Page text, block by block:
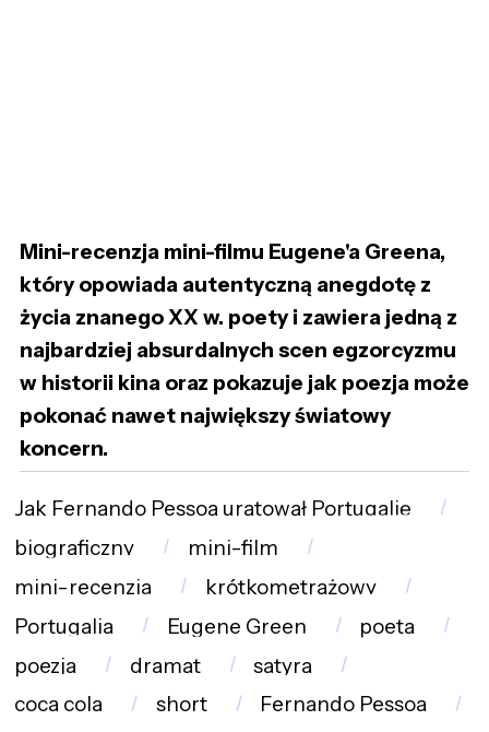
Mini-recenzja mini-filmu Eugene'a Greena,
który opowiada autentyczną anegdotę z
życia znanego XX w. poety i zawiera jedną z
najbardziej absurdalnych scen egzorcyzmu
w historii kina oraz pokazuje jak poezja może
pokonać nawet największy światowy
koncern.
Jak Fernando Pessoa uratował Portugalię
biograficzny
mini-film
mini-recenzja
krótkometrażowy
Portugalia
Eugene Green
poeta
poezja
dramat
satyra
coca cola
short Fernando Pessoa